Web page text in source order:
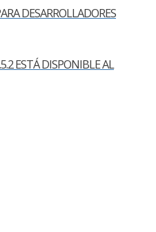
DESARROLLADORES
ESTÁ DISPONIBLE AL